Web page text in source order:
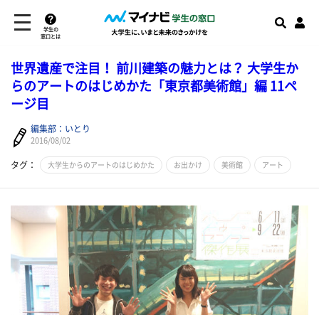
学生の
窓口とは
世界遺産で注目！ 前川建築の魅力とは？ 大学生か
らのアートのはじめかた「東京都美術館」編 11ペ
ージ目
編集部：いとり
2016/08/02
タグ： 大学生からのアートのはじめかた お出かけ 美術館 アート